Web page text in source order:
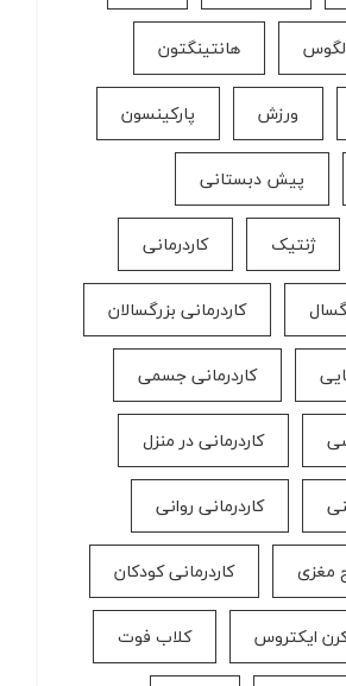
هانتینگتون
ورزش پارکینسون
پیش دبستانی
ژنتیک کاردرمانی
کاردرمانی بزرگسالان
کاردرمانی جسمی
کاردرمانی در منزل
کاردرمانی روانی
مغزی کاردرمانی کودکان
ایکتروس کلاب فوت